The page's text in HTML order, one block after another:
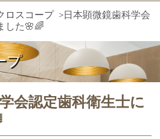
ロスコープ >日本顕微鏡歯科学会
した🌸🌈
プ
会認定歯科衛生士に